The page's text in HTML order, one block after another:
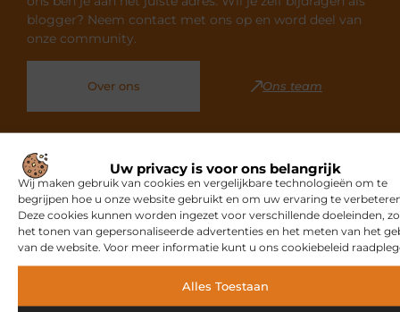
Uw privacy is voor ons belangrijk
Wij maken gebruik van cookies en vergelijkbare technologieën om te
begrijpen hoe u onze website gebruikt en om uw ervaring te
Deze cookies kunnen worden ingezet voor verschillende doeleinden,
het tonen van gepersonaliseerde advertenties en het meten van het
van de website. Voor meer informatie kunt u ons cookiebeleid
Alles Toestaan
blogger? Neem contact met ons op en word deel van
onze community.
Over ons Ons team
Gerelateerde artikelendie u
mogelijk interesseren